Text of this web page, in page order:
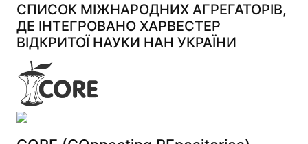
СПИСОК МІЖНАРОДНИХ АГРЕГАТОРІВ,
ДЕ ІНТЕГРОВАНО ХАРВЕСТЕР
ВІДКРИТОЇ НАУКИ НАН УКРАЇНИ